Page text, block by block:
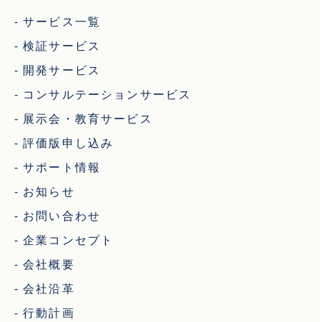
サービス一覧
検証サービス
開発サービス
コンサルテーションサービス
展示会・教育サービス
評価版申し込み
サポート情報
お知らせ
お問い合わせ
企業コンセプト
会社概要
会社沿革
行動計画